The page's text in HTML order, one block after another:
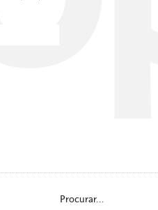
Procurar...